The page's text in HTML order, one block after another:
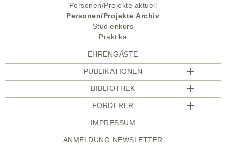
Personen/Projekte aktuell
Personen/Projekte Archiv
Studienkurs
Praktika
EHRENGÄSTE
PUBLIKATIONEN
BIBLIOTHEK
FÖRDERER
IMPRESSUM
ANMELDUNG NEWSLETTER